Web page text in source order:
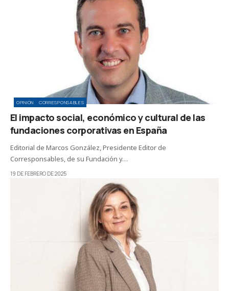
OPINIÓN CORRESPONSABLES
El impacto social, económico y cultural de las
fundaciones corporativas en España
Editorial de Marcos González, Presidente Editor de
Corresponsables, de su Fundación y…
19 DE FEBRERO DE 2025